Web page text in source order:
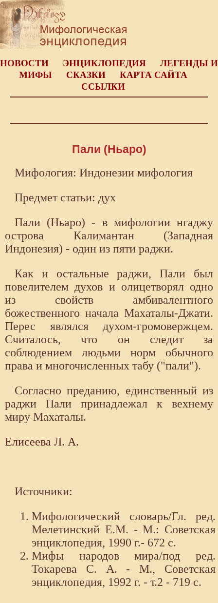
НОВОСТИ ЭНЦИКЛОПЕДИЯ
ЛЕГЕНДЫ И
МИФЫ
СКАЗКИ
КАРТА САЙТА
ССЫЛКИ
Пали (Ньаро)
Мифология: Индонезии мифология
Предмет статьи: дух
Пали (Ньаро) - в мифологии нгаджу
острова Калимантан (Западная
Индонезия) - один из пяти раджи.
Как и остальные раджи, Пали был
повелителем духов и олицетворял одно
из свойств амбивалентного
божественного начала Махаталы-Джати.
Перес являлся духом-громовержцем.
Считалось, что он следит за
соблюдением людьми норм обычного
права и многочисленных табу ("пали").
Согласно преданию, единственный из
раджи Пали принадлежал к вехнему
миру Махаталы.
Елисеева Л. А.
Источники:
Мифологический словарь/Гл. ред.
Мелетинский Е.М. - М.: Советская
энциклопедия, 1990 г.- 672 с.
Мифы народов мира/под ред.
Токарева С. А. - М., Советская
энциклопедия, 1992 г. - т.2 - 719 с.